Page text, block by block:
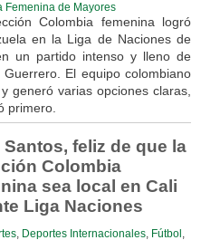
Femenina de Mayores
Colombia femenina logró
en la Liga de Naciones de
un partido intenso y lleno de
El equipo colombiano
generó varias opciones claras,
primero.
feliz de que la
Colombia
sea local en Cali
Liga Naciones
, Deportes Internacionales, Fútbol